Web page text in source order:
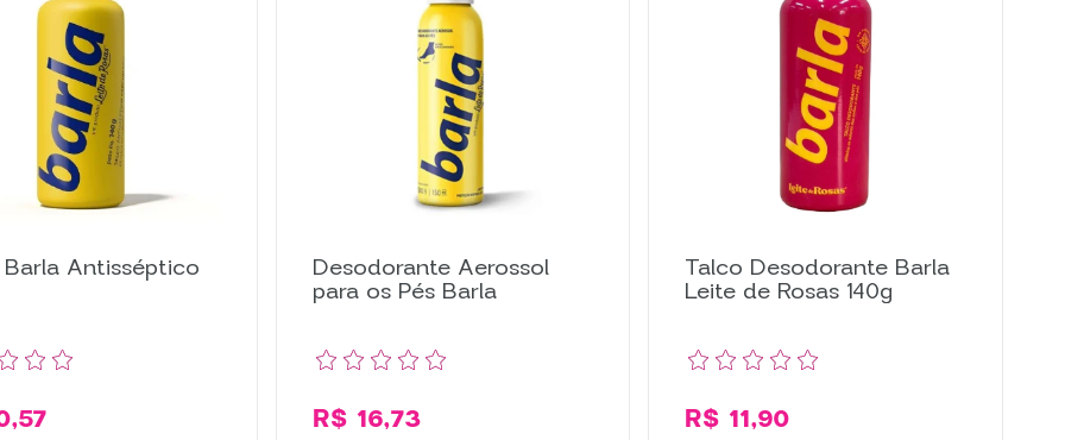
Antisséptico Desodorante Aerossol
para os Pés Barla
R$ 16,73
Talco Desodorante Barla
Leite de Rosas 140g
R$ 11,90